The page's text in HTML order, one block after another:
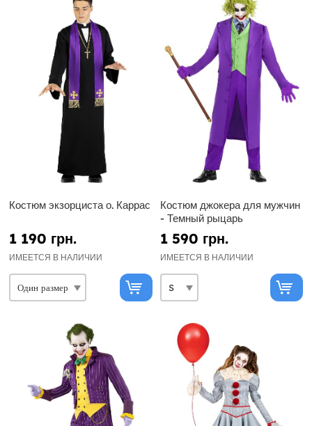
Костюм экзорциста о. Каррас
1 190 грн.
ИМЕЕТСЯ В НАЛИЧИИ
Костюм джокера для мужчин
- Темный рыцарь
1 590 грн.
ИМЕЕТСЯ В НАЛИЧИИ